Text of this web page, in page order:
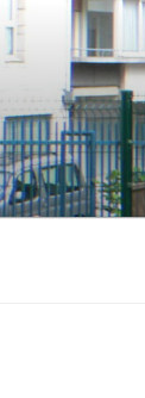
Aller
au
contenu
principal